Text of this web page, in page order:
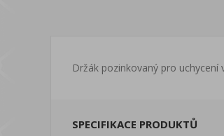
Držák pozinkovaný pro uchycení
SPECIFIKACE PRODUKTŮ